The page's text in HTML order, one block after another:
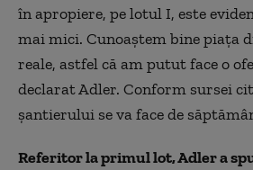
în apropiere, pe lotul I, este
mai mici. Cunoaştem bine piaţa
reale, astfel că am putut face o
declarat Adler. Conform sursei
şantierului se va face de
Referitor la primul lot, Adler a